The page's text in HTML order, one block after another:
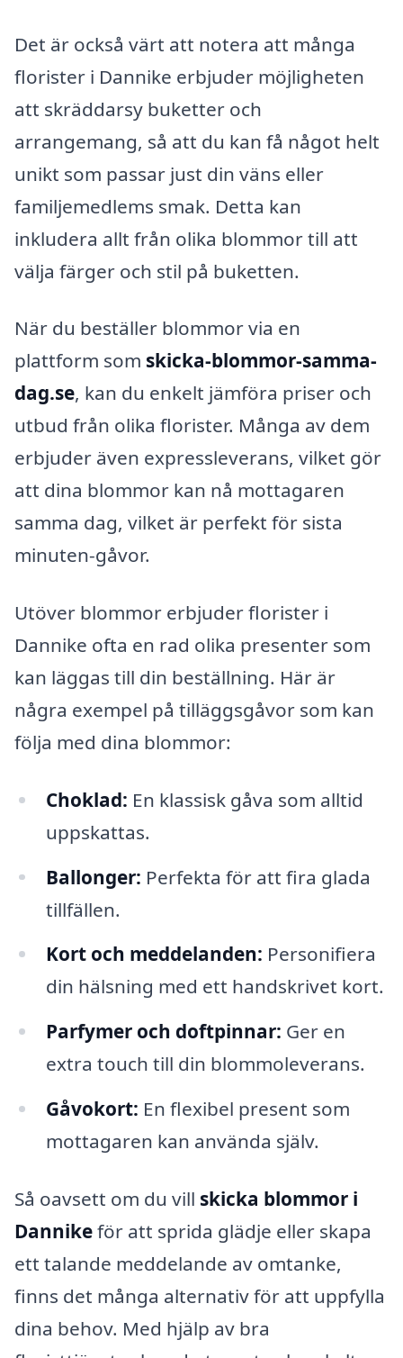
Det är också värt att notera att många
florister i Dannike erbjuder möjligheten
att skräddarsy buketter och
arrangemang, så att du kan få något helt
unikt som passar just din väns eller
familjemedlems smak. Detta kan
inkludera allt från olika blommor till att
välja färger och stil på buketten.
När du beställer blommor via en
plattform som skicka-blommor-samma-
dag.se, kan du enkelt jämföra priser och
utbud från olika florister. Många av dem
erbjuder även expressleverans, vilket gör
att dina blommor kan nå mottagaren
samma dag, vilket är perfekt för sista
minuten-gåvor.
Utöver blommor erbjuder florister i
Dannike ofta en rad olika presenter som
kan läggas till din beställning. Här är
några exempel på tilläggsgåvor som kan
följa med dina blommor:
Choklad: En klassisk gåva som alltid
uppskattas.
Ballonger: Perfekta för att fira glada
tillfällen.
Kort och meddelanden: Personifiera
din hälsning med ett handskrivet kort.
Parfymer och doftpinnar: Ger en
extra touch till din blommoleverans.
Gåvokort: En flexibel present som
mottagaren kan använda själv.
Så oavsett om du vill skicka blommor i
Dannikeför att sprida glädje eller skapa
ett talande meddelande av omtanke,
finns det många alternativ för att uppfylla
dina behov. Med hjälp av bra